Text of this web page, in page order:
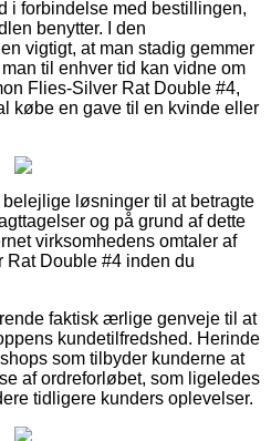
i forbindelse med bestillingen,
benytter. I den
vigtigt, at man stadig gemmer
til enhver tid kan vidne om
Flies-Silver Rat Double #4,
købe en gave til en kvinde eller
løsninger til at betragte
og på grund af dette
virksomhedens omtaler af
Double #4 inden du
faktisk ærlige genveje til at
kundetilfredshed. Herinde
som tilbyder kunderne at
af ordreforløbet, som ligeledes
tidligere kunders oplevelser.